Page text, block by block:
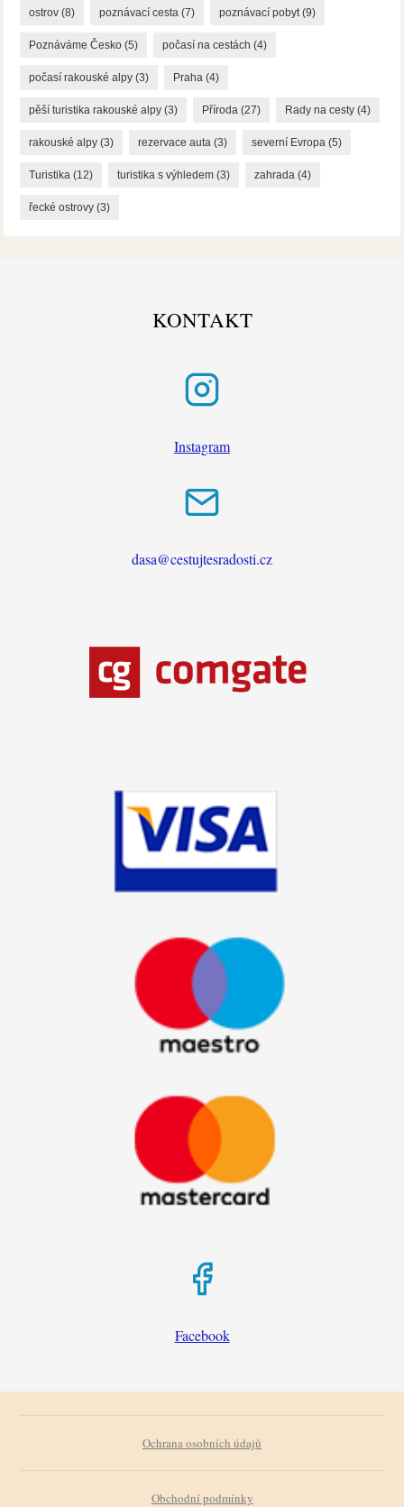
ostrov (8) poznávací cesta (7) poznávací pobyt(9)
Poznáváme Česko (5) počasí na cestách (4)
počasí rakouské alpy (3) Praha (4)
pěší turistika rakouské alpy (3) Příroda (27) Rady na cesty (4)
rakouské alpy (3) rezervace auta (3) severní Evropa (5)
Turistika (12) turistika s výhledem (3) zahrada (4)
řecké ostrovy (3)
KONTAKT
Instagram
dasa@cestujtesradosti.cz
Facebook
Ochrana osobních údajů
Obchodní podmínky